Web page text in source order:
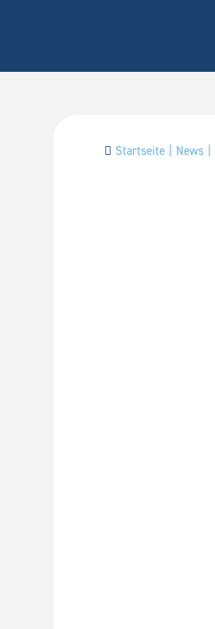
 Startseite News